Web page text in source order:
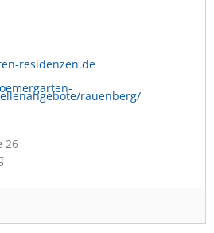
residenzen.de
rauenberg/
26